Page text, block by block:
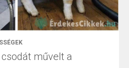
művelt a